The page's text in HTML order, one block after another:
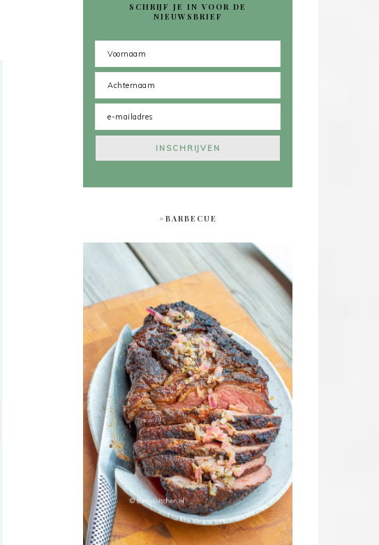
SCHRIJF JE IN VOOR DE
NIEUWSBRIEF
#BARBECUE